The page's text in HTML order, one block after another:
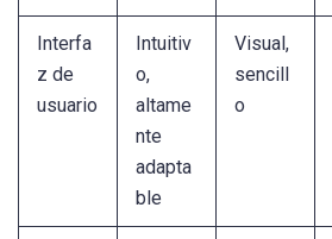
Interfa
z de
usuario
Intuitiv
o,
altame
nte
adapta
ble
Visual,
sencill
o